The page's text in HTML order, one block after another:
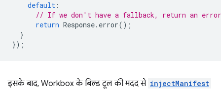
default :
// If we don't have a fallback, return an error
return Response. error();
}
});
इसके बाद, Workbox के बिल्ड टूल की मदद से injectManifest